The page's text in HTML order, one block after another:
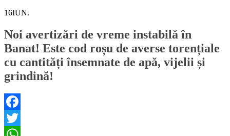
16IUN.
Noi avertizări de vreme instabilă în
Banat! Este cod roșu de averse torențiale
cu cantități însemnate de apă, vijelii și
grindină!
Facebook
Twitter